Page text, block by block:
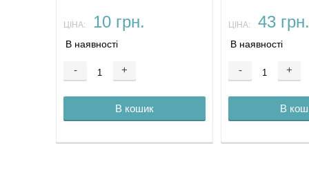
ЦІНА: 10 грн.
В наявності
- +
В кошик
ЦІНА: 43 грн.
В наявності
- +
В